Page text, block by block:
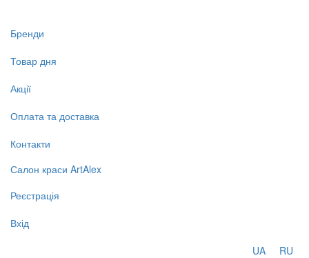
Бренди
Товар дня
Акції
Оплата та доставка
Контакти
Салон краси ArtAlex
Реєстрація
Вхід
UA RU